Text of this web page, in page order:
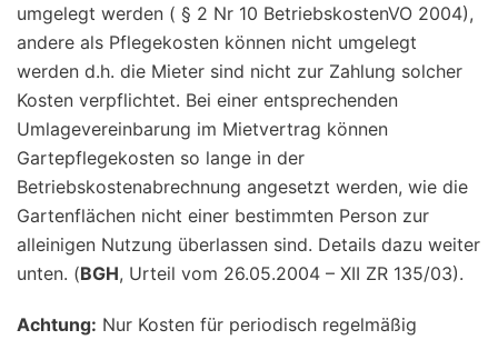
umgelegt werden ( § 2 Nr 10 BetriebskostenVO 2004),
andere als Pflegekosten können nicht umgelegt
werden d.h. die Mieter sind nicht zur Zahlung solcher
Kosten verpflichtet. Bei einer entsprechenden
Umlagevereinbarung im Mietvertrag können
Gartepflegekosten so lange in der
Betriebskostenabrechnung angesetzt werden, wie die
Gartenflächen nicht einer bestimmten Person zur
alleinigen Nutzung überlassen sind. Details dazu weiter
unten. (BGH, Urteil vom 26.05.2004 – XII ZR 135/03).
Achtung: Nur Kosten für periodisch regelmäßig